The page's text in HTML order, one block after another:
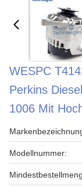
WESPC
Perkins
1006 Mit
Modellnummer: